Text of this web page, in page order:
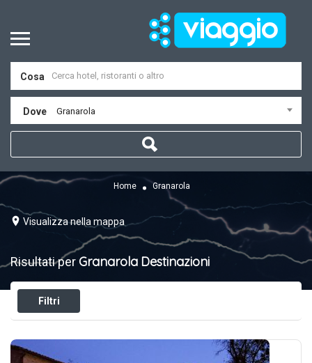
Cosa
Dove Granarola
Home Granarola
Visualizza nella mappa
Risultati per Granarola Destinazioni
Filtri